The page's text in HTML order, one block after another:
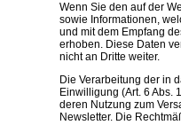
Wenn Sie den auf der
sowie Informationen,
und mit dem Empfang
erhoben. Diese Daten
nicht an Dritte weiter.
Die Verarbeitung der in
Einwilligung (Art. 6 Abs.
deren Nutzung zum
Newsletter. Die